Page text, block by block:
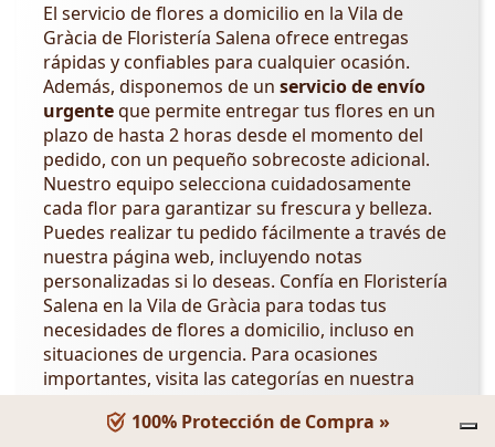
El servicio de flores a domicilio en la Vila de
Gràcia de Floristería Salena ofrece entregas
rápidas y confiables para cualquier ocasión.
Además, disponemos de un servicio de envío
urgenteque permite entregar tus flores en un
plazo de hasta 2 horas desde el momento del
pedido, con un pequeño sobrecoste adicional.
Nuestro equipo selecciona cuidadosamente
cada flor para garantizar su frescura y belleza.
Puedes realizar tu pedido fácilmente a través de
nuestra página web, incluyendo notas
personalizadas si lo deseas. Confía en Floristería
Salena en la Vila de Gràcia para todas tus
necesidades de flores a domicilio, incluso en
situaciones de urgencia. Para ocasiones
importantes, visita las categorías en nuestra
Día del Padre, Día Internacional de la Mujer,
100% Protección de Compra »